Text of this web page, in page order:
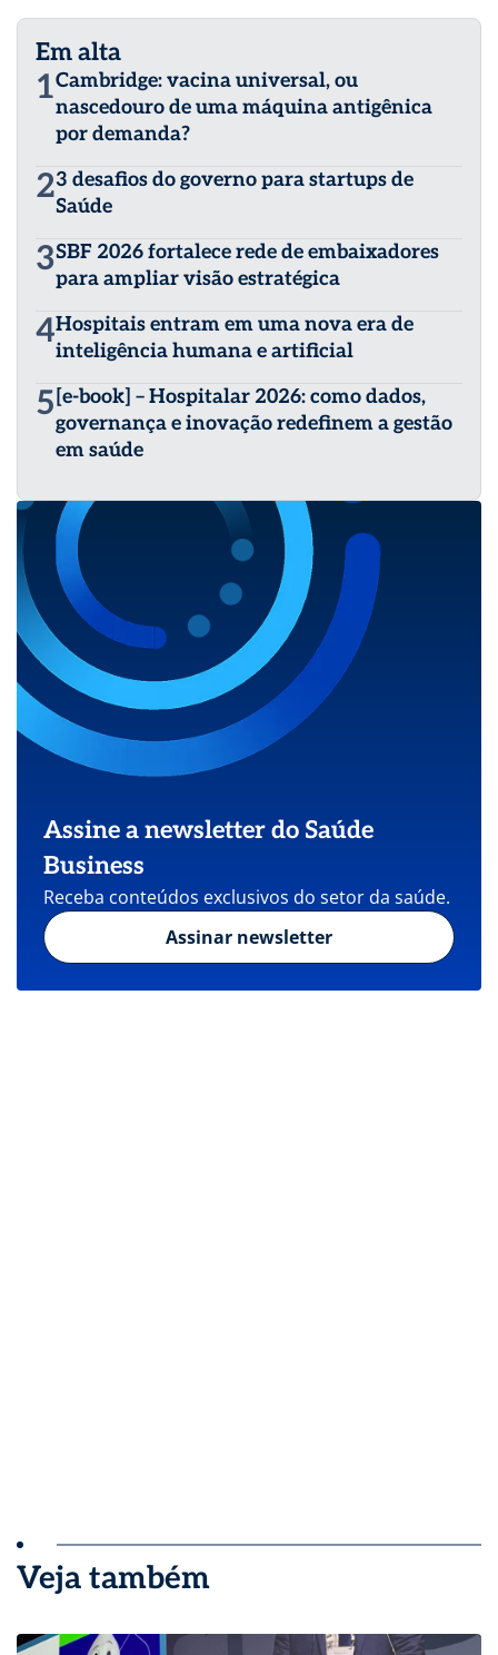
Em alta
1Cambridge: vacina universal, ou
nascedouro de uma máquina antigênica
por demanda?
23 desafios do governo para startups de
Saúde
3SBF 2026 fortalece rede de embaixadores
para ampliar visão estratégica
4Hospitais entram em uma nova era de
inteligência humana e artificial
5 [e-book] – Hospitalar 2026: como dados,
governança e inovação redefinem a gestão
em saúde
Assine a newsletter do Saúde
Business
Receba conteúdos exclusivos do setor da saúde.
Assinar newsletter
Veja também